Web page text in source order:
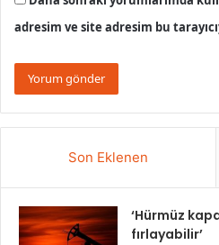
adresim ve site adresim bu
Son Eklenen
‘Hürmüz
fırlayabilir’